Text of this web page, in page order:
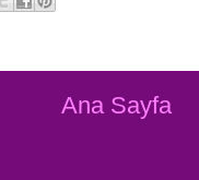
Ana Sayfa